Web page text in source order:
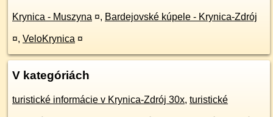
Krynica - Muszyna ¤, Bardejovské kúpele - Krynica-Zdrój
¤, VeloKrynica ¤
V kategóriách
turistické informácie v Krynica-Zdrój 30x, turistické